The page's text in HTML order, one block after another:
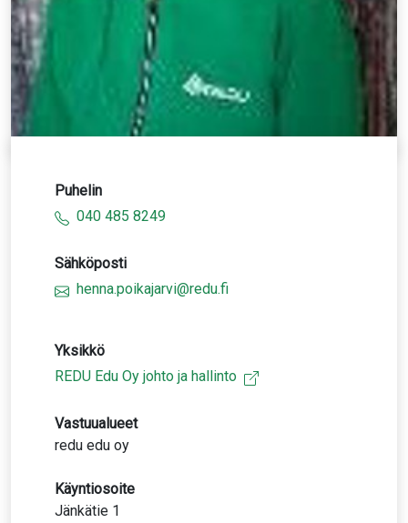
Puhelin
040 485 8249
Sähköposti
henna.poikajarvi@redu.fi
Yksikkö
REDU Edu Oy johto ja hallinto
Vastuualueet
redu edu oy
Käyntiosoite
Jänkätie 1